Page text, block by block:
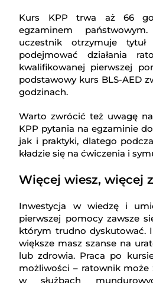
Kurs KPP trwa aż 66
egzaminem
uczestnik otrzymuje
podejmować działania
kwalifikowanej pierwszej
podstawowy kurs BLS-AED
godzinach.
Warto zwrócić też uwagę
KPP pytania na egzaminie
jak i praktyki, dlatego
kładzie się na ćwiczenia i
Więcej wiesz, więcej
Inwestycja w wiedzę i
pierwszej pomocy zawsze
którym trudno dyskutować.
większe masz szanse na
lub zdrowia. Praca po
możliwości – ratownik może
w służbach